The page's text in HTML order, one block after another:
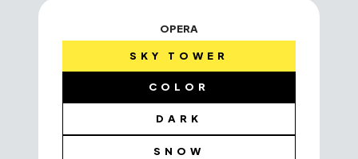
OPERA
SKY TOWER
COLOR
DARK
SNOW